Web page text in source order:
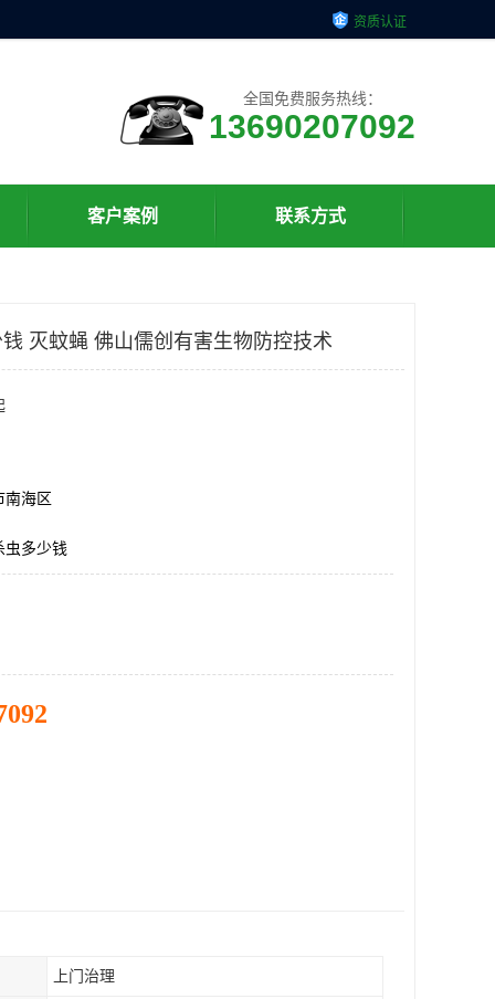
资质认证
全国免费服务热线：
13690207092
客户案例 联系方式
灭蚊蝇 佛山儒创有害生物防控技术
南海区
虫多少钱
上门治理